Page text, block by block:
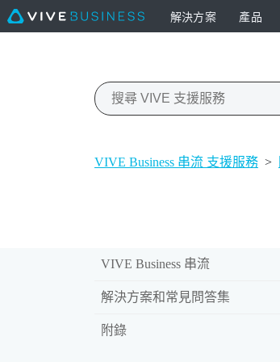
解決方案 產品
VIVE Business 串流 支援服務 >
VIVE Business 串流
解決方案和常見問答集
附錄